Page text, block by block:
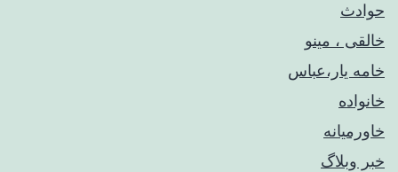
حوادث
خالقی ، مینو
خامه یار،عباس
خانواده
خاورمیانه
خبر وبلاگ